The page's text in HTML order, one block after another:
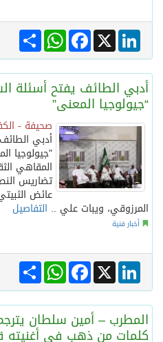
Share
WhatsAppFacebook X
LinkedIn
أدبي الطائف يفتح أسئلة
“جيولوجيا المعنى”
صحيفة -
أدبي
"جيولوجيا
المقاهي
تضاريس
عائض
المرزوقي، ويبات علي .. التفاصيل
أخبار فنية
Share
WhatsAppFacebook X
LinkedIn
المطرب – أمين سلطان
كلمات من ذهب في أغنيته